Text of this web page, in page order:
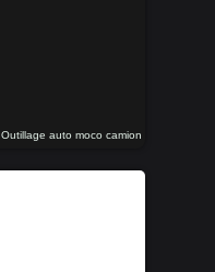
Outillage auto moco camion